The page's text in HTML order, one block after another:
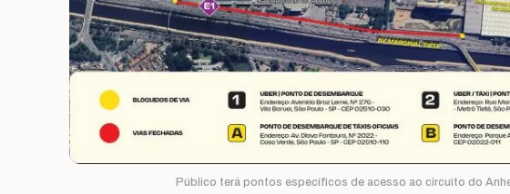
Público terá pontos específicos de acesso ao circuito do